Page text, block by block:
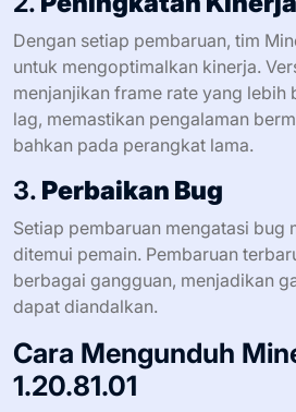
Dengan setiap pembaruan, tim
untuk mengoptimalkan kinerja.
menjanjikan frame rate yang lebih
lag, memastikan pengalaman
bahkan pada perangkat lama.
3. Perbaikan Bug
Setiap pembaruan mengatasi bug
ditemui pemain. Pembaruan
berbagai gangguan, menjadikan
dapat diandalkan.
Cara Mengunduh
1.20.81.01